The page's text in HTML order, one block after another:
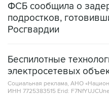
ФСБ сообщила о
подростков,
Росгвардии
Беспилотные
электросетевых
Социальная реклама, АНО
ИНН 7725383515 Erid: